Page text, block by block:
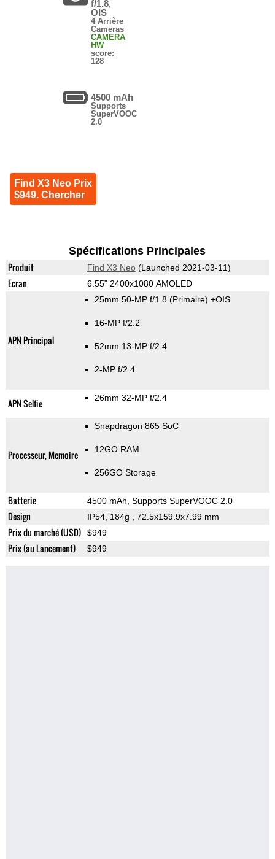
f/1.8,
OIS
4 Arrière
Cameras
CAMERA
HW
score:
128
4500 mAh
Supports
SuperVOOC
2.0
Find X3 Neo Prix
$949. Chercher
Spécifications Principales
Produit Find X3 Neo(Launched 2021-03-11)
Ecran 6.55" 2400x1080 AMOLED
APN Principal
25mm 50-MP f/1.8 (Primaire) +OIS
16-MP f/2.2
52mm 13-MP f/2.4
2-MP f/2.4
APN Selfie 26mm 32-MP f/2.4
Processeur, Memoire
Snapdragon 865 SoC
12GO RAM
256GO Storage
Batterie 4500 mAh, Supports SuperVOOC 2.0
Design IP54, 184g , 72.5x159.9x7.99 mm
Prix du marché (USD) $949
Prix (au Lancement) $949